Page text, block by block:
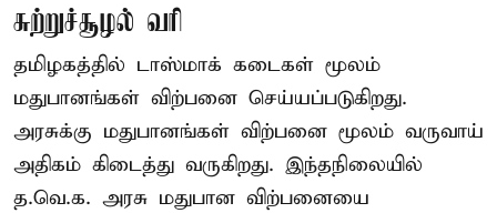
சுற்றுச்சூழல் வரி
தமிழகத்தில் டாஸ்மாக் கடைகள் மூலம்
மதுபானங்கள் விற்பனை செய்யப்படுகிறது.
அரசுக்கு மதுபானங்கள் விற்பனை மூலம் வருவாய்
அதிகம் கிடைத்து வருகிறது. இந்தநிலையில்
த.வெ.க. அரசு மதுபான விற்பனையை